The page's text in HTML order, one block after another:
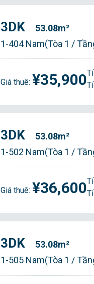
3DK
53.08m²
1-404 Nam(Tòa 1 /
Giá thuê: ¥35,900
3DK
53.08m²
1-502 Nam(Tòa 1 /
Giá thuê: ¥36,600
3DK
53.08m²
1-505 Nam(Tòa 1 /